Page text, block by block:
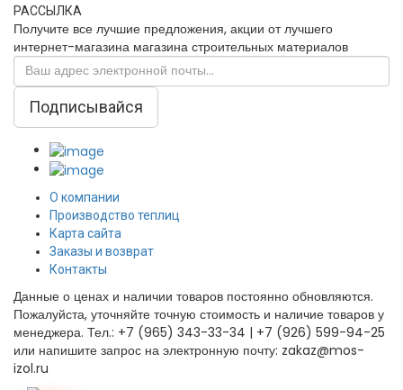
РАССЫЛКА
Получите все лучшие предложения, акции от лучшего
интернет-магазина магазина строительных материалов
Подписывайся
О компании
Производство теплиц
Карта сайта
Заказы и возврат
Контакты
Данные о ценах и наличии товаров постоянно обновляются.
Пожалуйста, уточняйте точную стоимость и наличие товаров у
менеджера. Тел.: +7 (965) 343-33-34 | +7 (926) 599-94-25
или напишите запрос на электронную почту: zakaz@mos-
izol.ru